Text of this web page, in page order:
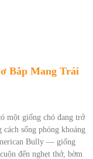
Bắp Mang Trái
một giống chó đang trở
sống phóng khoáng
Bully — giống
đến nghẹt thở, bờm